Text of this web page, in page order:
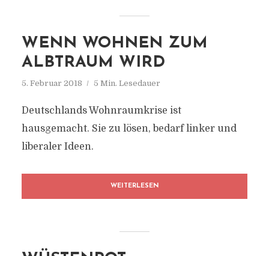
WENN WOHNEN ZUM
ALBTRAUM WIRD
5. Februar 2018 5 Min. Lesedauer
Deutschlands Wohnraumkrise ist
hausgemacht. Sie zu lösen, bedarf linker und
liberaler Ideen.
WEITERLESEN